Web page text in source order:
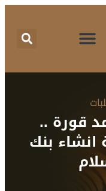
قورة ..
انشاء بنك